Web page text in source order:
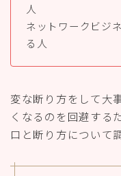
人
ネットワークビジ
る人
変な断り方をして大
くなるのを回避する
口と断り方について